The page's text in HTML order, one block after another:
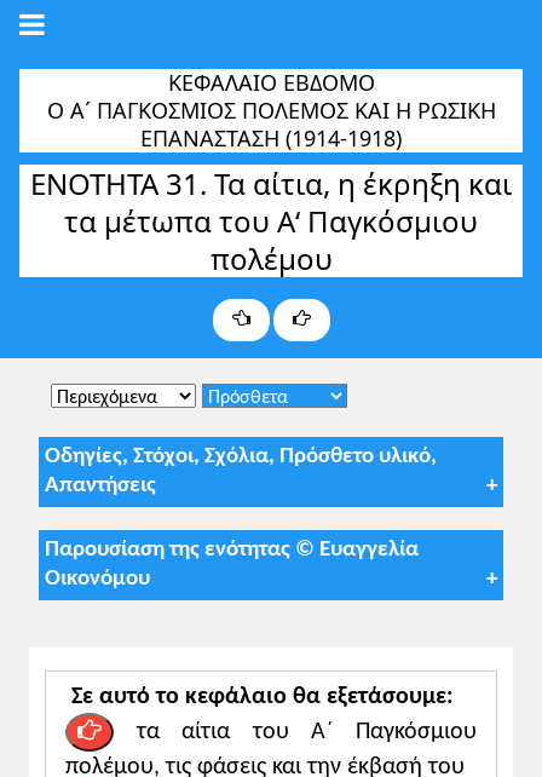
ΚΕΦΑΛΑΙΟ ΕΒΔΟΜΟ
Ο Α´ ΠΑΓΚΟΣΜΙΟΣ ΠΟΛΕΜΟΣ ΚΑΙ Η ΡΩΣΙΚΗ
ΕΠΑΝAΣΤΑΣΗ (1914-1918)
ΕΝΟΤΗΤΑ 31. Τα αίτια, η έκρηξη και
τα μέτωπα του Α‘ Παγκόσμιου
πολέμου
Οδηγίες, Στόχοι, Σχόλια, Πρόσθετο υλικό,
Απαντήσεις
Σύμφωνα με τις οδηγίες για τη σχολική
χρονιά 2025-26
ακόλουθα σημεία:
α) Τα αίτια, σ. 89, η αφορμή, σ. 90
β) Τα αντίπαλα στρατόπεδα στην έναρξη
του πολέμου, σ. 90
Παρουσίαση της ενότητας © Ευαγγελία
Οικονόμου
Σε αυτό το κεφάλαιο θα εξετάσουμε:
τα αίτια του Α΄ Παγκόσμιου
πολέμου, τις φάσεις και την έκβασή του